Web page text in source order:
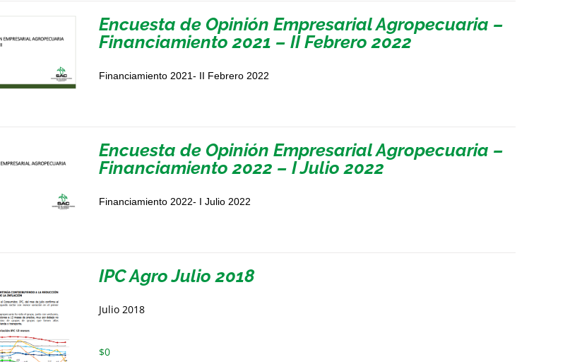
Encuesta de Opinión Empresarial Agropecuaria –
Financiamiento 2021 – II Febrero 2022
Financiamiento 2021- II Febrero 2022
Encuesta de Opinión Empresarial Agropecuaria –
Financiamiento 2022 – I Julio 2022
Financiamiento 2022- I Julio 2022
IPC Agro Julio 2018
Julio 2018
$0